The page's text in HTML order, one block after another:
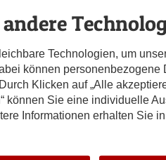
Technologien, um
können personenbezogene
Klicken auf „Alle
können Sie eine individuelle
Informationen erhalten Sie